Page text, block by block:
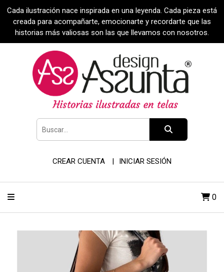
Cada ilustración nace inspirada en una leyenda. Cada pieza está
creada para acompañarte, emocionarte y recordarte que las
historias más valiosas son las que llevamos con nosotros.
CREAR CUENTA INICIAR SESIÓN
0